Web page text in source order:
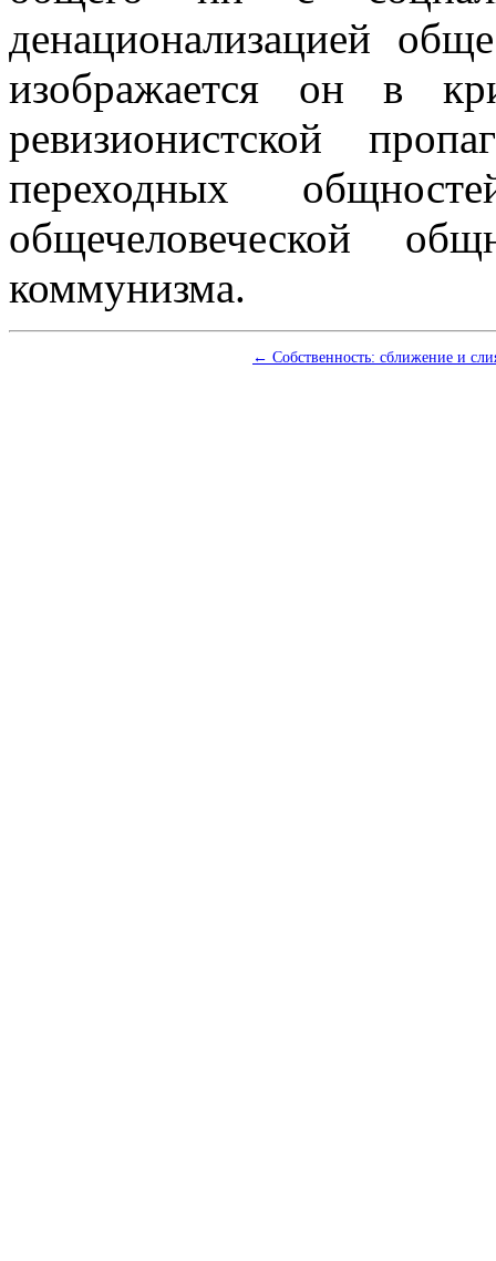
денационализацией
изображается он в
ревизионистской
переходных
общечеловеческой
коммунизма.
← Собственность: сближение и